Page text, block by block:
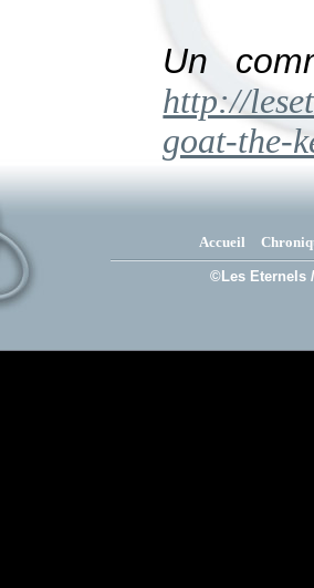
Un
http://
goat-the-
Accueil
©Les Eternels